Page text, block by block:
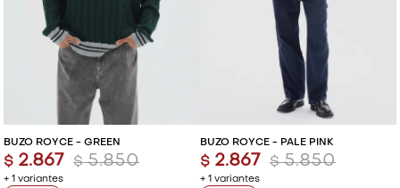
BUZO ROYCE - GREEN
+ 1 variantes
$ 2.867 $ 5.850
BUZO ROYCE - PALE PINK
+ 1 variantes
$ 2.867 $ 5.850